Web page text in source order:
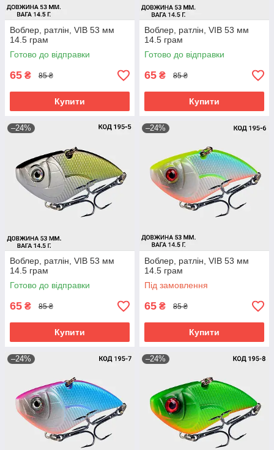
Воблер, ратлін, VIB 53 мм
14.5 грам
Готово до відправки
65 ₴ 85 ₴
Купити
Воблер, ратлін, VIB 53 мм
14.5 грам
Готово до відправки
65 ₴ 85 ₴
Купити
–24%
Воблер, ратлін, VIB 53 мм
14.5 грам
Готово до відправки
65 ₴ 85 ₴
Купити
–24%
Воблер, ратлін, VIB 53 мм
14.5 грам
Під замовлення
65 ₴ 85 ₴
Купити
–24% –24%